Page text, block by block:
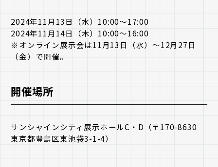
2024年11月13日（水）10:00～17:00
2024年11月14日（木）10:00～16:00
※オンライン展示会は11月13日（水）～12月27日
（金）で開催。
開催場所
サンシャインシティ展示ホールC・D（〒170-8630
東京都豊島区東池袋3-1-4）